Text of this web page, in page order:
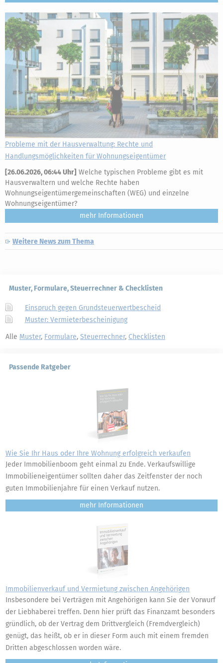
Probleme mit der Hausverwaltung: Rechte und
Handlungsmöglichkeiten für Wohnungseigentümer
[26.06.2026, 06:44 Uhr] Welche typischen Probleme gibt es mit
Hausverwaltern und welche Rechte haben
Wohnungseigentümergemeinschaften (WEG) und einzelne
Wohnungseigentümer?
mehr
Weitere News zum Thema
Muster, Formulare, Steuerrechner & Checklisten
Einspruch gegen Grundsteuerwertbescheid
Muster: Vermieterbescheinigung
Alle Muster, Formulare, Steuerrechner, Checklisten
Passende Ratgeber
Wie Sie Ihr Haus oder Ihre Wohnung erfolgreich verkaufen
Jeder Immobilienboom geht einmal zu Ende. Verkaufswillige
Immobilieneigentümer sollten daher das Zeitfenster der noch
guten Immobilienjahre für einen Verkauf nutzen.
mehr
Immobilienverkauf und Vermietung zwischen Angehörigen
Insbesondere bei Verträgen mit Angehörigen kann Sie der Vorwurf
der Liebhaberei treffen. Denn hier prüft das Finanzamt besonders
gründlich, ob der Vertrag dem Drittvergleich (Fremdvergleich)
genügt, das heißt, ob er in dieser Form auch mit einem fremden
Dritten abgeschlossen worden wäre.